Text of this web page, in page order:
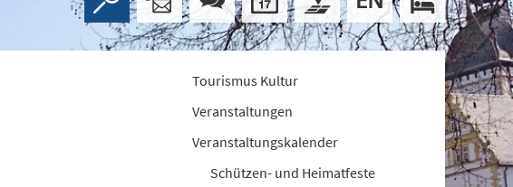
Tourismus Kultur
Veranstaltungen
Veranstaltungskalender
Schützen- und Heimatfeste